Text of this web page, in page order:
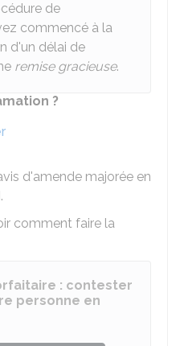
de
commencé à la
d'un délai de
remise gracieuse.
?
d'amende majorée en
.
comment faire la
: contester
personne en